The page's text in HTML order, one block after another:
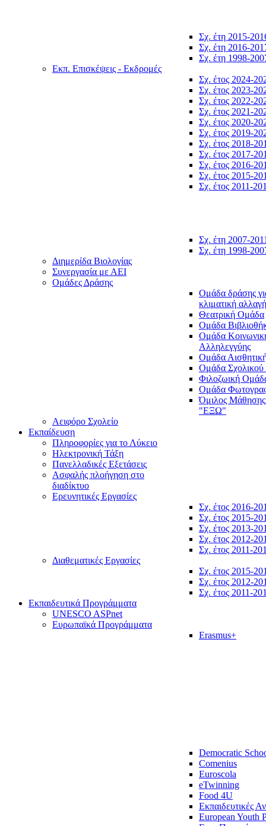
Σχ. έτη 2015-
Σχ. έτη 2016-
Σχ. έτη 1998-
Εκπ. Επισκέψεις - Εκδρομές
Σχ. έτος 2024-
Σχ. έτος 2023-
Σχ. έτος 2022-
Σχ. έτος 2021-
Σχ. έτος 2020-
Σχ. έτος 2019-
Σχ. έτος 2018-
Σχ. έτος 2017-
Σχ. έτος 2016-
Σχ. έτος 2015-
Σχ. έτος 2011-
Σχ. έτη 2007-
Σχ. έτη 1998-
Διημερίδα Βιολογίας
Συνεργασία με ΑΕΙ
Ομάδες Δράσης
Ομάδα δράσης
κλιματική αλλαγή
Θεατρική Ομάδα
Ομάδα
Ομάδα
Αλληλεγγύης
Ομάδα
Ομάδα
Φιλοζωική
Ομάδα
Όμιλος Μάθησης
"ΕΞΩ"
Αειφόρο Σχολείο
Εκπαίδευση
Πληροφορίες για το Λύκειο
Ηλεκτρονική Τάξη
Πανελλαδικές Εξετάσεις
Ασφαλής πλοήγηση στο
διαδίκτυο
Ερευνητικές Εργασίες
Σχ. έτος 2016-
Σχ. έτος 2015-
Σχ. έτος 2013-
Σχ. έτος 2012-
Σχ. έτος 2011-
Διαθεματικές Εργασίες
Σχ. έτος 2015-
Σχ. έτος 2012-
Σχ. έτος 2011-
Εκπαιδευτικά Προγράμματα
UNESCO ASPnet
Ευρωπαϊκά Προγράμματα
Erasmus+
Democratic
Comenius
Euroscola
eTwinning
Food 4U
Εκπαιδευτικές
European Youth